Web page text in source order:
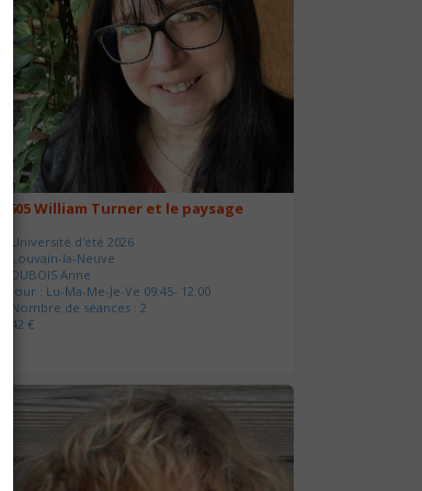
20605 William Turner et le paysage
Université d'été 2026
Louvain-la-Neuve
DUBOIS Anne
Jour : Lu-Ma-Me-Je-Ve 09:45- 12:00
Nombre de séances : 2
42 €